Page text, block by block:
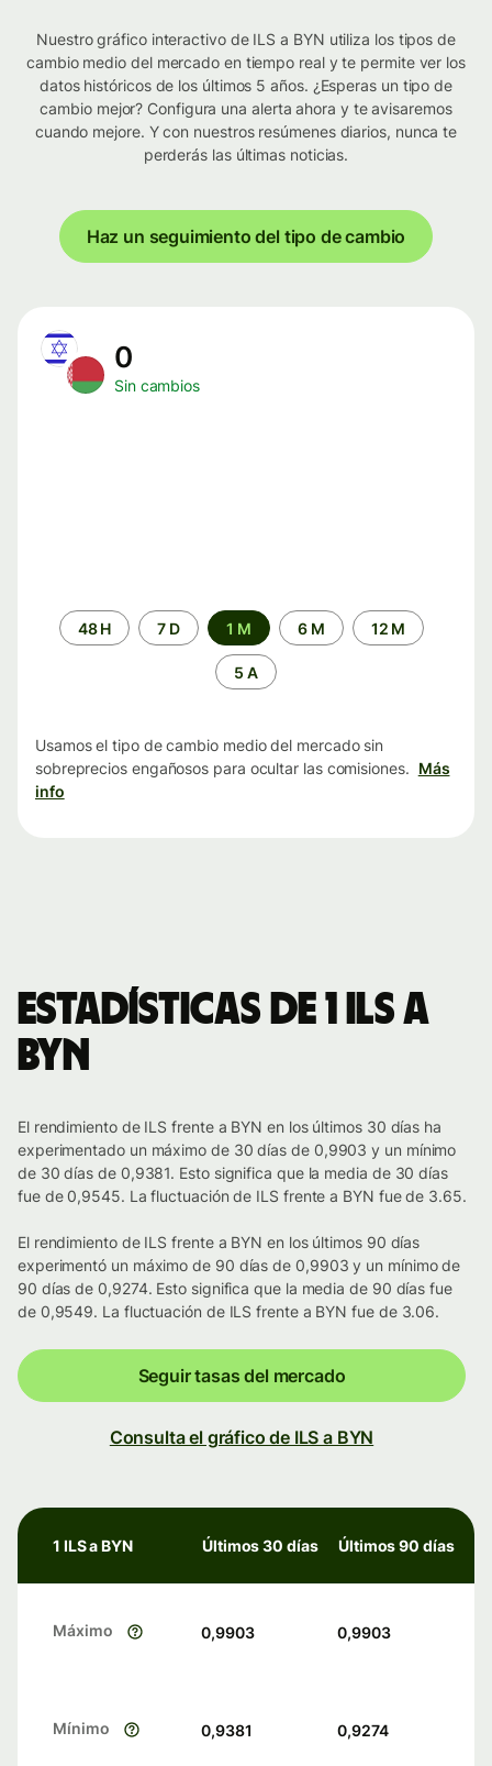
Nuestro gráfico interactivo de ILS a BYN utiliza los tipos de
cambio medio del mercado en tiempo real y te permite ver los
datos históricos de los últimos 5 años. ¿Esperas un tipo de
cambio mejor? Configura una alerta ahora y te avisaremos
cuando mejore. Y con nuestros resúmenes diarios, nunca te
perderás las últimas noticias.
Haz un seguimiento del tipo de cambio
0
Sin cambios
Periodo48 H 7 D 1 M 6 M 12 M
5 A
Usamos el tipo de cambio medio del mercado sin
sobreprecios engañosos para ocultar las comisiones. Más
info
Estadísticas de 1 ILS a
BYN
El rendimiento de ILS frente a BYN en los últimos 30 días ha
experimentado un máximo de 30 días de 0,9903 y un mínimo
de 30 días de 0,9381. Esto significa que la media de 30 días
fue de 0,9545. La fluctuación de ILS frente a BYN fue de 3.65.
El rendimiento de ILS frente a BYN en los últimos 90 días
experimentó un máximo de 90 días de 0,9903 y un mínimo de
90 días de 0,9274. Esto significa que la media de 90 días fue
de 0,9549. La fluctuación de ILS frente a BYN fue de 3.06.
Seguir tasas del mercado
Consulta el gráfico de ILS a BYN
1 ILS a BYN Últimos 30 días Últimos 90 días
Máximo 0,9903 0,9903
Mínimo 0,9381 0,9274